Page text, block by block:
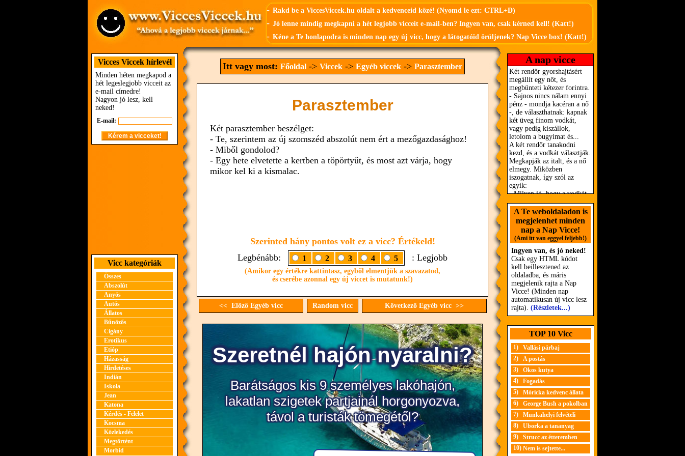
- Rakd be a ViccesViccek.hu oldalt a kedvenceid közé! (Nyomd le ezt: CTRL+D)
- Jó lenne mindig megkapni a hét legjobb vicceit e-mail-ben? Ingyen van, csak kérned kell! (Katt!)
- Kéne a Te honlapodra is minden nap egy új vicc, hogy a látogatóid örüljenek? Nap Vicce box! (Katt!)
Vicces Viccek hírlevél
Minden héten megkapod a
hét legeslegjobb vicceit az
e-mail címedre!
Nagyon jó lesz, kell
neked!
E-mail:
Vicc kategóriák
Összes
Abszolút
Anyós
Autós
Állatos
Bűnözős
Cigány
Erotikus
Etióp
Házasság
Hirdetéses
Indián
Iskola
Jean
Katona
Kérdés - Felelet
Kocsma
Közlekedés
Megtörtént
Morbid
Itt vagy most: Főoldal -> Viccek -> Egyéb viccek -> Parasztember
Parasztember
Két parasztember beszélget:
- Te, szerintem az új szomszéd abszolút nem ért a mezőgazdasághoz!
- Miből gondolod?
- Egy hete elvetette a kertben a töpörtyűt, és most azt várja, hogy
mikor kel ki a kismalac.
Szerinted hány pontos volt ez a vicc? Értékeld!
Legbénább:
1 2 3 4 5 : Legjobb
(Amikor egy értékre kattintasz, egyből elmentjük a szavazatod,
és cserébe azonnal egy új viccet is mutatunk!)
<< Előző Egyéb vicc Random vicc Következő Egyéb vicc >>
A nap vicce
A Te weboldaladon is
megjelenhet minden
nap a Nap Vicce!
(Ami itt van eggyel feljebb!)
Ingyen van, és jó neked!
Csak egy HTML kódot
kell beillesztened az
oldaladba, és máris
megjelenik rajta a Nap
Vicce! (Minden nap
automatikusan új vicc lesz
rajta). (Részletek...)
TOP 10 Vicc
1)
Vallási párbaj
2)
A postás
3)
Okos kutya
4)
Fogadás
5)
Móricka kedvenc állata
6)
George Bush a pokolban
7)
Munkahelyi felvételi
8)
Uborka a tananyag
9)
Strucc az étteremben
10) Nem is sejtette...